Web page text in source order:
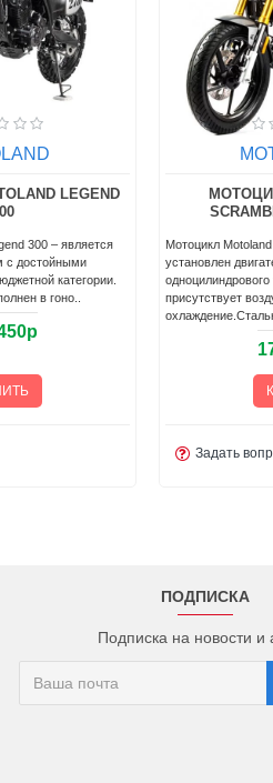
TEXAS 300
с долгожданной
дорожным байком
элегантный
покорит вас св..
МОТОЦИКЛ
тактным 1-
двигателем
300 сразу
внешним в..
Задать
ПОДПИСКА
Подписка на новости и